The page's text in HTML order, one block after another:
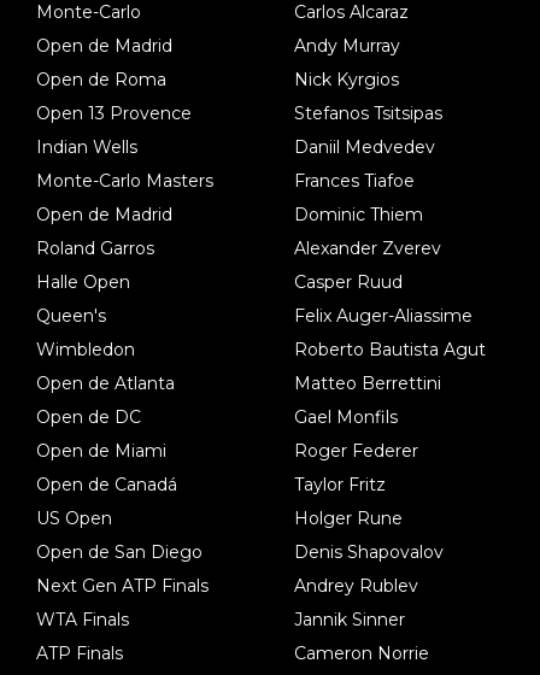
Monte-Carlo
Open de Madrid
Open de Roma
Open 13 Provence
Indian Wells
Monte-Carlo Masters
Open de Madrid
Roland Garros
Halle Open
Queen's
Wimbledon
Open de Atlanta
Open de DC
Open de Miami
Open de Canadá
US Open
Open de San Diego
Next Gen ATP Finals
WTA Finals
ATP Finals
Carlos Alcaraz
Andy Murray
Nick Kyrgios
Stefanos Tsitsipas
Daniil Medvedev
Frances Tiafoe
Dominic Thiem
Alexander Zverev
Casper Ruud
Felix Auger-Aliassime
Roberto Bautista Agut
Matteo Berrettini
Gael Monfils
Roger Federer
Taylor Fritz
Holger Rune
Denis Shapovalov
Andrey Rublev
Jannik Sinner
Cameron Norrie